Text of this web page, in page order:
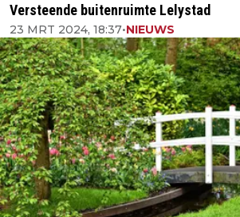
Versteende buitenruimte Lelystad
23 MRT 2024, 18:37•NIEUWS